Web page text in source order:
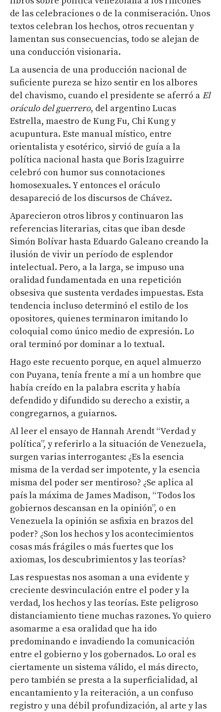
de las celebraciones o de la conmiseración. Unos
textos celebran los hechos, otros recuentan y
lamentan sus consecuencias, todo se alejan de
una conducción visionaria.
La ausencia de una producción nacional de
suficiente pureza se hizo sentir en los albores
del chavismo, cuando el presidente se aferró a El
oráculo del guerrero, del argentino Lucas
Estrella, maestro de Kung Fu, Chi Kung y
acupuntura. Este manual místico, entre
orientalista y esotérico, sirvió de guía a la
política nacional hasta que Boris Izaguirre
celebró con humor sus connotaciones
homosexuales. Y entonces el oráculo
desapareció de los discursos de Chávez.
Aparecieron otros libros y continuaron las
referencias literarias, citas que iban desde
Simón Bolívar hasta Eduardo Galeano creando la
ilusión de vivir un período de esplendor
intelectual. Pero, a la larga, se impuso una
oralidad fundamentada en una repetición
obsesiva que sustenta verdades impuestas. Esta
tendencia incluso determinó el estilo de los
opositores, quienes terminaron imitando lo
coloquial como único medio de expresión. Lo
oral terminó por dominar a lo textual.
Hago este recuento porque, en aquel almuerzo
con Puyana, tenía frente a mí a un hombre que
había creído en la palabra escrita y había
defendido y difundido su derecho a existir, a
congregarnos, a guiarnos.
Al leer el ensayo de Hannah Arendt “Verdad y
política”, y referirlo a la situación de Venezuela,
surgen varias interrogantes: ¿Es la esencia
misma de la verdad ser impotente, y la esencia
misma del poder ser mentiroso? ¿Se aplica al
país la máxima de James Madison, “Todos los
gobiernos descansan en la opinión”, o en
Venezuela la opinión se asfixia en brazos del
poder? ¿Son los hechos y los acontecimientos
cosas más frágiles o más fuertes que los
axiomas, los descubrimientos y las teorías?
Las respuestas nos asoman a una evidente y
creciente desvinculación entre el poder y la
verdad, los hechos y las teorías. Este peligroso
distanciamiento tiene muchas razones. Yo quiero
asomarme a esa oralidad que ha ido
predominando e invadiendo la comunicación
entre el gobierno y los gobernados. Lo oral es
ciertamente un sistema válido, el más directo,
pero también se presta a la superficialidad, al
encantamiento y la reiteración, a un confuso
registro y una débil profundización, al arte y las